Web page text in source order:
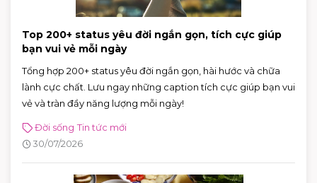
Top 200+ status yêu đời ngắn gọn, tích cực giúp
bạn vui vẻ mỗi ngày
Tổng hợp 200+ status yêu đời ngắn gọn, hài hước và chữa
lành cực chất. Lưu ngay những caption tích cực giúp bạn vui
vẻ và tràn đầy năng lượng mỗi ngày!
Đời sống Tin tức mới
30/07/2026